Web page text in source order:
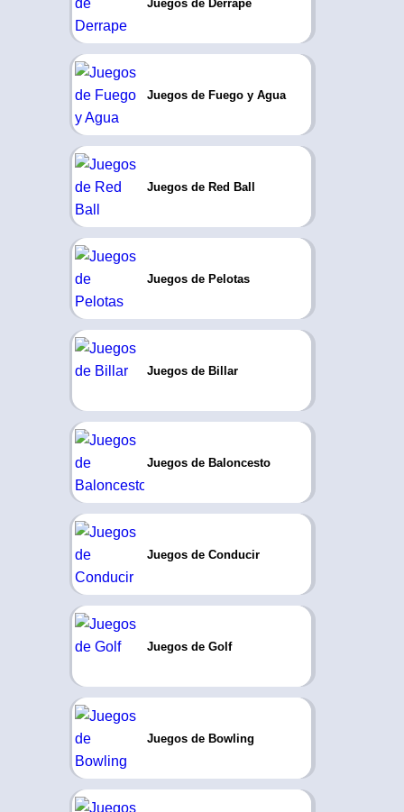
Juegos de Derrape
Juegos de Fuego y Agua
Juegos de Red Ball
Juegos de Pelotas
Juegos de Billar
Juegos de Baloncesto
Juegos de Conducir
Juegos de Golf
Juegos de Bowling